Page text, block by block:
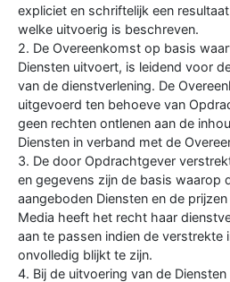
expliciet en schriftelijk een
welke uitvoerig is beschreven.
2. De Overeenkomst op basis
Diensten uitvoert, is leidend voor
van de dienstverlening. De
uitgevoerd ten behoeve van
geen rechten ontlenen aan de
Diensten in verband met de
3. De door Opdrachtgever
en gegevens zijn de basis waarop
aangeboden Diensten en de
Media heeft het recht haar
aan te passen indien de verstrekte
onvolledig blijkt te zijn.
4. Bij de uitvoering van de